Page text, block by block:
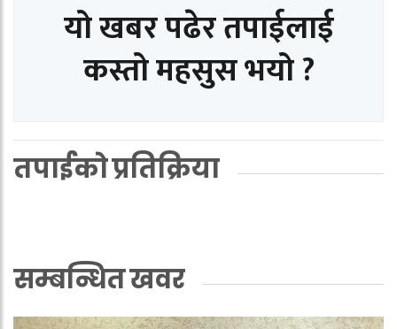
यो खबर पढेर तपाईलाई
कस्तो महसुस भयो ?
तपाईको प्रतिक्रिया
सम्बन्धित खवर